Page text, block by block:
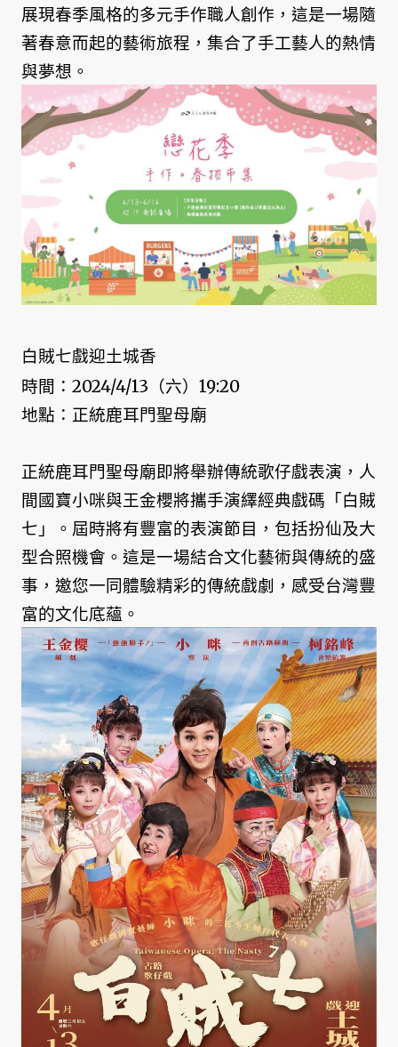
展現春季風格的多元手作職人創作，這是一場隨
著春意而起的藝術旅程，集合了手工藝人的熱情
與夢想。
白賊七戲迎土城香
時間：2024/4/13（六）19:20
地點：正統鹿耳門聖母廟
正統鹿耳門聖母廟即將舉辦傳統歌仔戲表演，人
間國寶小咪與王金櫻將攜手演繹經典戲碼「白賊
七」。屆時將有豐富的表演節目，包括扮仙及大
型合照機會。這是一場結合文化藝術與傳統的盛
事，邀您一同體驗精彩的傳統戲劇，感受台灣豐
富的文化底蘊。